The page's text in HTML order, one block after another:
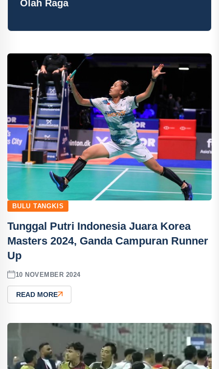
Olah Raga
BULU TANGKIS
Tunggal Putri Indonesia Juara Korea
Masters 2024, Ganda Campuran Runner
Up
10 NOVEMBER 2024
READ MORE